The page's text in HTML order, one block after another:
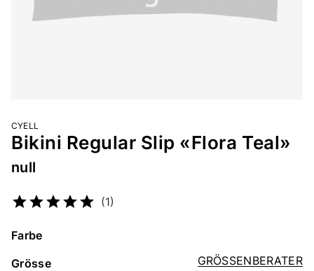
CYELL
Bikini Regular Slip «Flora Teal»
null
(1)
Farbe
GRÖSSENBERATER
Grösse